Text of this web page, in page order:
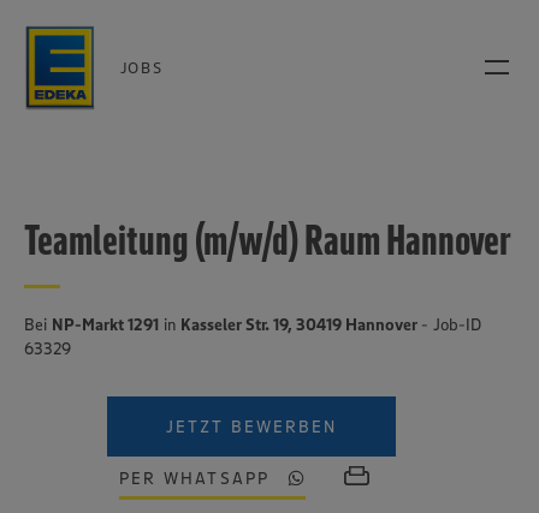
JOBS
Teamleitung (m/w/d) Raum Hannover
Bei NP-Markt 1291 in Kasseler Str. 19, 30419 Hannover - Job-ID
63329
JETZT BEWERBEN
PER WHATSAPP